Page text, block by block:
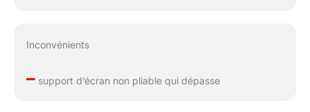
Inconvénients
–support d’écran non pliable qui dépasse